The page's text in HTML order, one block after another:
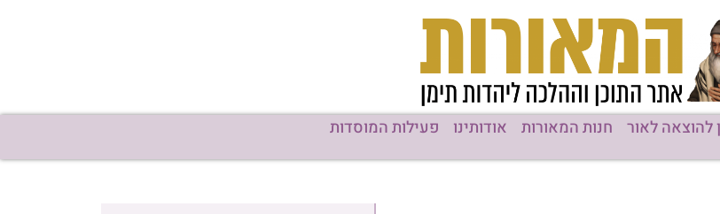
להוצאה לאור חנות המאורות אודותינו פעילות המוסדות